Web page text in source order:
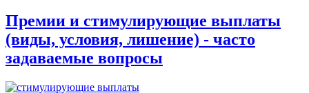
Премии и стимулирующие выплаты
(виды, условия, лишение) - часто
задаваемые вопросы